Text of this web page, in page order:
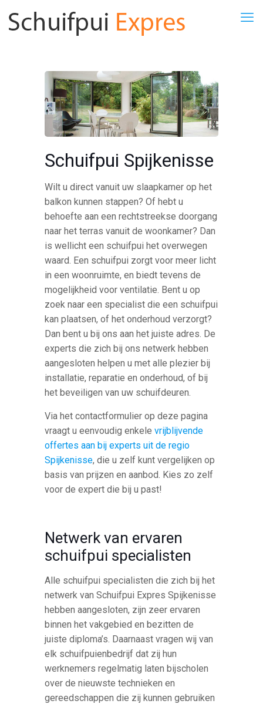
Schuifpui Spijkenisse
Wilt u direct vanuit uw slaapkamer op het
balkon kunnen stappen? Of hebt u
behoefte aan een rechtstreekse doorgang
naar het terras vanuit de woonkamer? Dan
is wellicht een schuifpui het overwegen
waard. Een schuifpui zorgt voor meer licht
in een woonruimte, en biedt tevens de
mogelijkheid voor ventilatie. Bent u op
zoek naar een specialist die een schuifpui
kan plaatsen, of het onderhoud verzorgt?
Dan bent u bij ons aan het juiste adres. De
experts die zich bij ons netwerk hebben
aangesloten helpen u met alle plezier bij
installatie, reparatie en onderhoud, of bij
het beveiligen van uw schuifdeuren.
Via het contactformulier op deze pagina
vraagt u eenvoudig enkelevrijblijvende
offertes aan bij experts uit de regio
Spijkenisse, die u zelf kunt vergelijken op
basis van prijzen en aanbod. Kies zo zelf
voor de expert die bij u past!
Netwerk van ervaren
schuifpui specialisten
Alle schuifpui specialisten die zich bij het
netwerk van Schuifpui Expres Spijkenisse
hebben aangesloten, zijn zeer ervaren
binnen het vakgebied en bezitten de
juiste diploma’s. Daarnaast vragen wij van
elk schuifpuienbedrijf dat zij hun
werknemers regelmatig laten bijscholen
over de nieuwste technieken en
gereedschappen die zij kunnen gebruiken